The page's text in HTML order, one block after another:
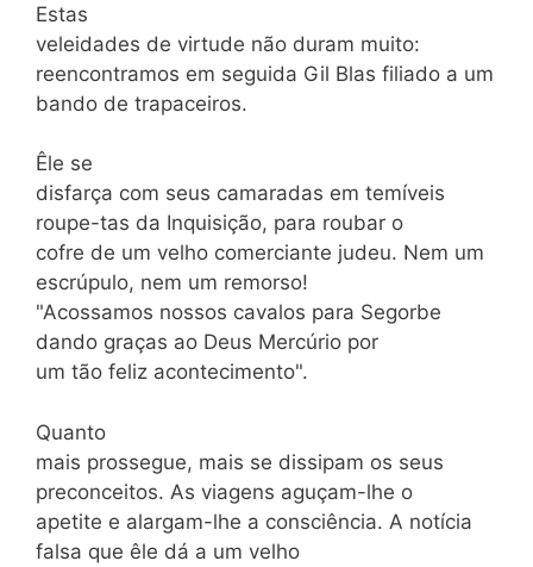
Estas
veleidades de virtude não duram muito:
reencontramos em seguida Gil Blas filiado a um
bando de trapaceiros.
Êle se
disfarça com seus camaradas em temíveis
roupe-tas da Inquisição, para roubar o
cofre de um velho comerciante judeu. Nem um
escrúpulo, nem um remorso!
"Acossamos nossos cavalos para Segorbe
dando graças ao Deus Mercúrio por
um tão feliz acontecimento".
Quanto
mais prossegue, mais se dissipam os seus
preconceitos. As viagens aguçam-lhe o
apetite e alargam-lhe a consciência. A notícia
falsa que êle dá a um velho